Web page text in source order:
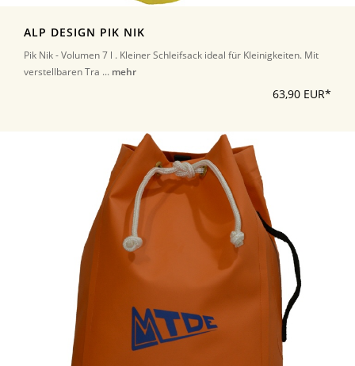
ALP DESIGN PIK NIK
Pik Nik - Volumen 7 l . Kleiner Schleifsack ideal für Kleinigkeiten. Mit
verstellbaren Tra ... mehr
63,90 EUR*